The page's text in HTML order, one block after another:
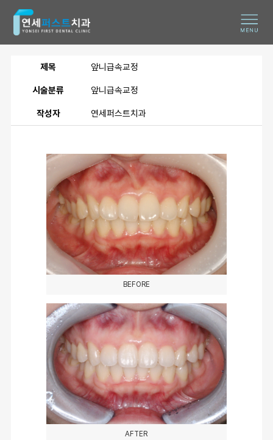
제목 앞니급속교정
시술분류 앞니급속교정
작성자 연세퍼스트치과
BEFORE
AFTER